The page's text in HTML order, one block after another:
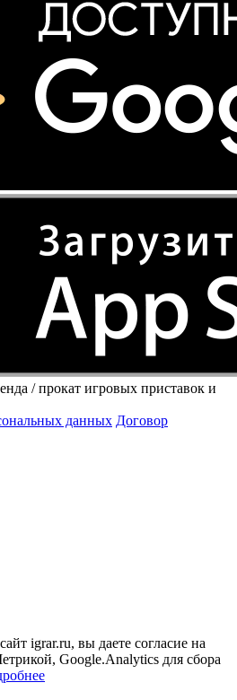
/ прокат игровых приставок и
данных Договор
igrar.ru, вы даете согласие на
Google.Analytics для сбора